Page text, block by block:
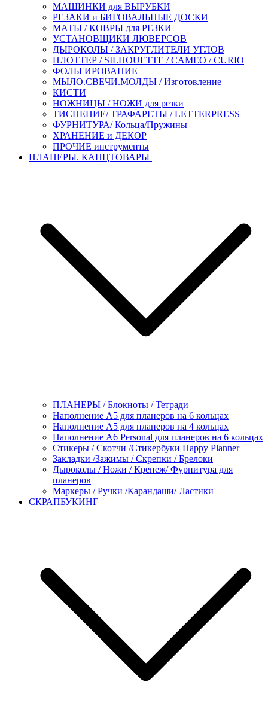
МАШИНКИ для ВЫРУБКИ
РЕЗАКИ и БИГОВАЛЬНЫЕ ДОСКИ
МАТЫ / КОВРЫ для РЕЗКИ
УСТАНОВЩИКИ ЛЮВЕРСОВ
ДЫРОКОЛЫ / ЗАКРУГЛИТЕЛИ УГЛОВ
ПЛОТТЕР / SILHOUETTE / CAMEO / CURIO
ФОЛЬГИРОВАНИЕ
МЫЛО.СВЕЧИ.МОЛДЫ / Изготовление
КИСТИ
НОЖНИЦЫ / НОЖИ для резки
ТИСНЕНИЕ/ ТРАФАРЕТЫ / LETTERPRESS
ФУРНИТУРА/ Кольца/Пружины
ХРАНЕНИЕ и ДЕКОР
ПРОЧИЕ инструменты
ПЛАНЕРЫ. КАНЦТОВАРЫ
ПЛАНЕРЫ / Блокноты / Тетради
Наполнение А5 для планеров на 6 кольцах
Наполнение А5 для планеров на 4 кольцах
Наполнение А6 Personal для планеров на 6 кольцах
Стикеры / Скотчи /Стикербуки Happy Planner
Закладки /Зажимы / Скрепки / Брелоки
Дыроколы / Ножи / Крепеж/ Фурнитура для
планеров
Маркеры / Ручки /Карандаши/ Ластики
СКРАПБУКИНГ